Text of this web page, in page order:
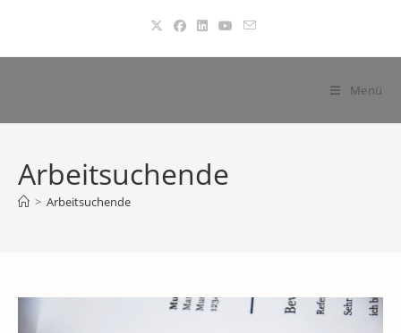
springen
Menü
Arbeitsuchende
> Arbeitsuchende